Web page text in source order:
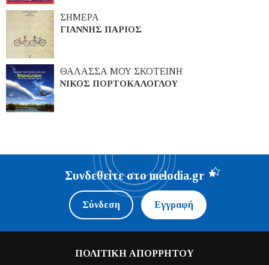
ΣΗΜΕΡΑ
ΓΙΑΝΝΗΣ ΠΑΡΙΟΣ
ΘΑΛΑΣΣΑ ΜΟΥ ΣΚΟΤΕΙΝΗ
ΝΙΚΟΣ ΠΟΡΤΟΚΑΛΟΓΛΟΥ
Συνδεθείτε στο melodia.gr
Σύνδεση Εγγραφή
ΠΟΛΙΤΙΚΗ ΑΠΟΡΡΗΤΟΥ